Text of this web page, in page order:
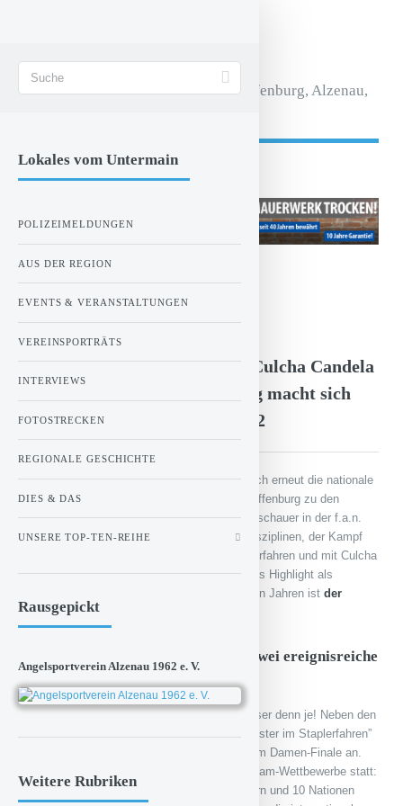
STADT AKTIVMagazin für Aschaffenburg, Alzenau,
- Anzeige -
ZUR STARTSEITE
Montag, 17.10.2022 00:00 Uhr
Zwei Tage Stapler-Sport und Culcha Candela
zum Abschluss: Aschaffenburg macht sich
bereit für den StaplerCup 2022
Am 28. und 29. Oktober 2022 versammelt sich erneut die nationale
und internationale Staplersport-Elite in Aschaffenburg zu den
Meisterschaften im Staplerfahren. Auf die Zuschauer in der f.a.n.
frankenstolz arena warten vier spannende Disziplinen, der Kampf
um die Deutschen Meisterschaften im Staplerfahren und mit Culcha
Candela am Samstagabend ein musikalisches Highlight als
krönender Abschluss. Wie in den vergangenen Jahren ist der
Eintritt zum StaplerCup frei.
Vier Meisterschaften, verteilt auf zwei ereignisreiche
Tage
Das Disziplinen- und Teilnehmerfeld ist diverser denn je! Neben den
23 Männern, die um den Titel “Deutscher Meister im Staplerfahren”
kämpfen werden, treten 12 Qualifikantinnen im Damen-Finale an.
Außerdem finden auch dieses Jahr wieder Team-Wettbewerbe statt:
16 Firmen-Teams wollen sich den Titel sichern und 10 Nationen
Lokales vom Untermain
POLIZEIMELDUNGEN
AUS DER REGION
EVENTS & VERANSTALTUNGEN
VEREINSPORTRÄTS
INTERVIEWS
FOTOSTRECKEN
REGIONALE GESCHICHTE
DIES & DAS
UNSERE TOP-TEN-REIHE
Rausgepickt
Angelsportverein Alzenau 1962 e. V.
Weitere Rubriken